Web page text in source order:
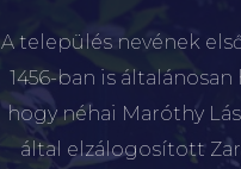
A település nevének
1456-ban is
hogy néhai Maróthy
által elzálogosított